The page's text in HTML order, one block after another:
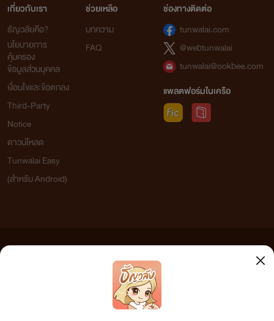
เกี่ยวกับเรา
ธัญวลัยคือ?
นโยบายการ
คุ้มครอง
ข้อมูลส่วนบุคคล
เงื่อนไขและข้อตกลง
Third-Party
Notice
ดาวน์โหลด
Tunwalai Easy
(สำหรับ Android)
ช่วยเหลือ
บทความ
FAQ
ช่องทางติดต่อ
tunwalai.com
@webtunwalai
tunwalai@ookbee.com
แพลตฟอร์มในเครือ
เว็บไซต์แห่งนี้ไม่ได้เห็นด้วยและไม่ขอรับผิดชอบต่อข้อความใดๆ ทั้งสิ้น ดังนั้นผู้อ่านทุกท่านโปรดใช้
วิจารณญาณในการกลั่นกรองด้วยตนเอง และหากท่านพบข้อความใดๆ ที่ขัดต่อกฎหมายและศีลธรรม
กรุณาแจ้งมาที่ tunwalai@ookbee.com เพื่อทีมงานจะได้ดำเนินการในทันที ทั้งนี้ ทางเว็บไซต์ขอสงวน
ลิขสิทธิ์ตามพระราชบัญญัติลิขสิทธิ์ (ฉบับเพิ่มเติม) พ.ศ.2558